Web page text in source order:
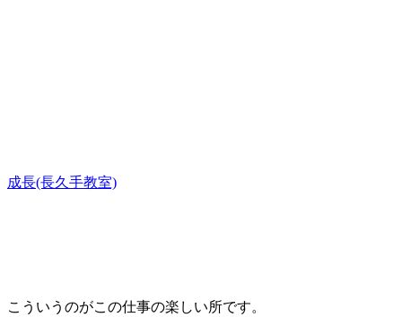
成長(長久手教室)
こういうのがこの仕事の楽しい所です。